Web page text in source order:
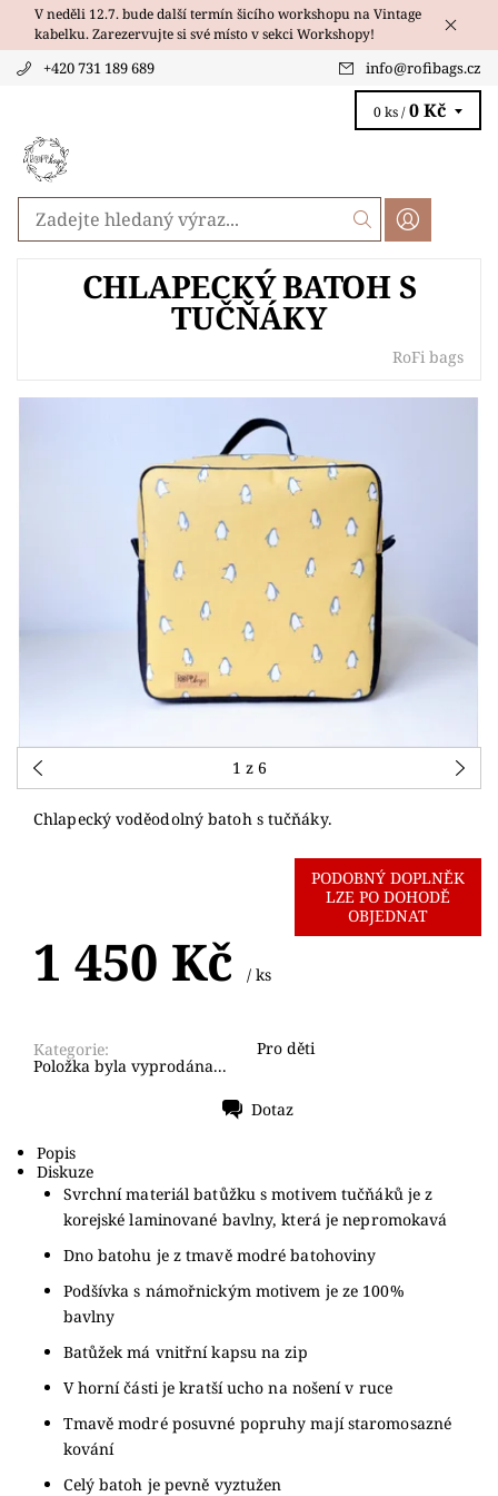
V neděli 12.7. bude další termín šicího workshopu na Vintage
kabelku. Zarezervujte si své místo v sekci Workshopy!
+420 731 189 689 info@rofibags.cz
0 ks / 0 Kč
CHLAPECKÝ BATOH S
TUČŇÁKY
RoFi bags
1 z 6
Chlapecký voděodolný batoh s tučňáky.
PODOBNÝ DOPLNĚK
LZE PO DOHODĚ
OBJEDNAT
1 450 Kč / ks
Kategorie:
Pro děti
Položka byla vyprodána...
Dotaz
Popis
Diskuze
Svrchní materiál batůžku s motivem tučňáků je z
korejské laminované bavlny, která je nepromokavá
Dno batohu je z tmavě modré batohoviny
Podšívka s námořnickým motivem je ze 100%
bavlny
Batůžek má vnitřní kapsu na zip
V horní části je kratší ucho na nošení v ruce
Tmavě modré posuvné popruhy mají staromosazné
kování
Celý batoh je pevně vyztužen